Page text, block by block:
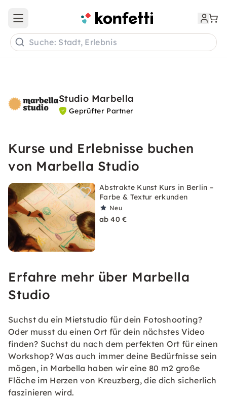
Open main menu
Suche: Stadt, Erlebnis
Studio Marbella
Geprüfter Partner
Kurse und Erlebnisse buchen
von Marbella Studio
Abstrakte Kunst Kurs in Berlin –
Farbe & Textur erkunden
Neu
ab 40 €
Erfahre mehr über Marbella
Studio
Suchst du ein Mietstudio für dein Fotoshooting?
Oder musst du einen Ort für dein nächstes Video
finden? Suchst du nach dem perfekten Ort für einen
Workshop? Was auch immer deine Bedürfnisse sein
mögen, in Marbella haben wir eine 80 m2 große
Fläche im Herzen von Kreuzberg, die dich sicherlich
faszinieren wird.